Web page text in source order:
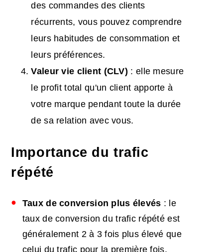
des commandes des clients
récurrents, vous pouvez comprendre
leurs habitudes de consommation et
leurs préférences.
Valeurvie client (CLV) : elle mesure
le profit total qu'un client apporte à
votre marque pendant toute la durée
de sa relation avec vous.
Importance du trafic
répété
Taux de conversion plus élevés : le
taux de conversion du trafic répété est
généralement 2 à 3 fois plus élevé que
celui du trafic pour la première fois.